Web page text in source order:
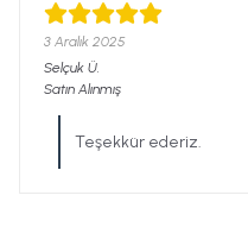
3 Aralık 2025
Selçuk Ü.
Satın Alınmış
Teşekkür ederiz.